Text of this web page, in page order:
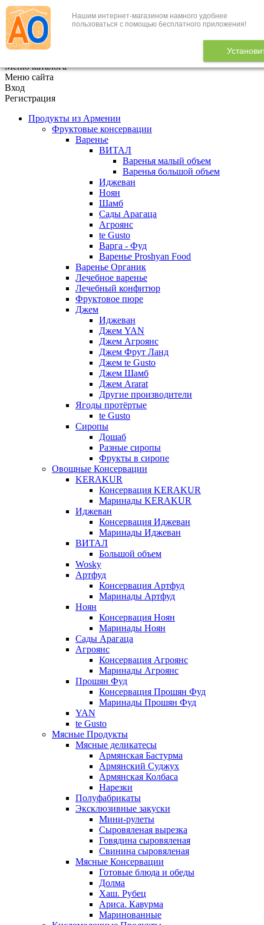
Нашим интернет-магазином намного удобнее
пользоваться с помощью бесплатного приложения!
+7 (495) 646-888-1
В корзине 0
Меню каталога
Меню сайта
Вход
Регистрация
Продукты из Армении
Фруктовые консервации
Варенье
ВИТАЛ
Варенья малый объем
Варенья большой объем
Иджеван
Ноян
Шамб
Сады Арагаца
Агроянс
te Gusto
Варга - Фуд
Варенье Proshyan Food
Варенье Органик
Лечебное варенье
Лечебный конфитюр
Фруктовое пюре
Джем
Иджеван
Джем YAN
Джем Агроянс
Джем Фрут Ланд
Джем te Gusto
Джем Шамб
Джем Ararat
Другие производители
Ягоды протёртые
te Gusto
Сиропы
Дошаб
Разные сиропы
Фрукты в сиропе
Овощные Консервации
KERAKUR
Консервация KERAKUR
Маринады KERAKUR
Иджеван
Консервация Иджеван
Маринады Иджеван
ВИТАЛ
Большой объем
Wosky
Артфуд
Консервация Артфуд
Маринады Артфуд
Ноян
Консервация Ноян
Маринады Ноян
Сады Арагаца
Агроянс
Консервация Агроянс
Маринады Агроянс
Прошян Фуд
Консервация Прошян Фуд
Маринады Прошян Фуд
YAN
te Gusto
Мясные Продукты
Мясные деликатесы
Армянская Бастурма
Армянский Суджух
Армянская Колбаса
Нарезки
Полуфабрикаты
Эксклюзивные закуски
Мини-рулеты
Сыровяленая вырезка
Говядина сыровяленая
Свинина сыровяленая
Мясные Консервации
Готовые блюда и обеды
Долма
Хаш. Рубец
Ариса. Кавурма
Маринованные